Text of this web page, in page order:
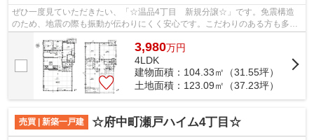
ぜひ一度見ていただきたい、「☆温品4丁目 新規分譲☆」です。免震構造
のため、地震の際も振動が伝わりにくく安心です。こだわりのある方も多
い、新築の戸建て物件となっております。広...
3,980万円
4LDK
建物面積：104.33㎡（31.55坪）
土地面積：123.09㎡（37.23坪）
売買 | 新築一戸建 ☆府中町瀬戸ハイム4丁目☆